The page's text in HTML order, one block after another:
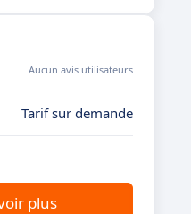
Aucun avis utilisateurs
Tarif sur demande
plus